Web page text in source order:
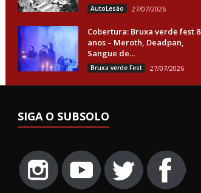
ÄutoLesäo 27/07/2026
Cobertura: Bruxa verde fest 8
anos – Meroth, Deadpan,
Sangue de...
Bruxa verde Fest 27/07/2026
SIGA O SUBSOLO